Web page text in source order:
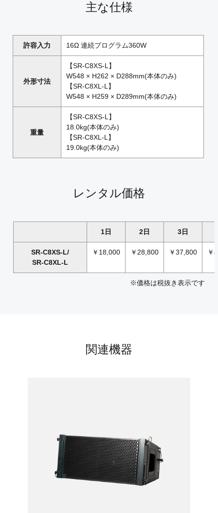
主な仕様
許容入力 16Ω 連続プログラム360W
外形寸法
【SR-C8XS-L】
W548 × H262 × D288mm(本体のみ)
【SR-C8XL-L】
W548 × H259 × D289mm(本体のみ)
重量
【SR-C8XS-L】
18.0kg(本体のみ)
【SR-C8XL-L】
19.0kg(本体のみ)
レンタル価格
1日 2日 3日
SR-C8XS-L/
SR-C8XL-L
￥18,000 ￥28,800 ￥37,800 ￥
※価格は税抜き表示です
関連機器